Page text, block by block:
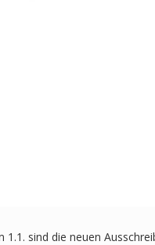
1.1. sind die neuen